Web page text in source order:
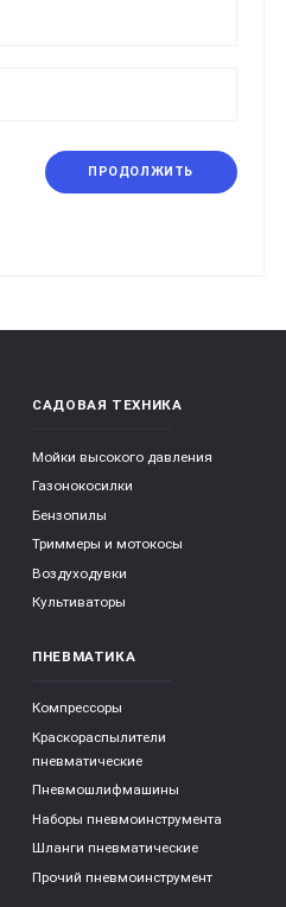
ПРОДОЛЖИТЬ
САДОВАЯ ТЕХНИКА
Мойки высокого давления
Газонокосилки
Бензопилы
Триммеры и мотокосы
Воздуходувки
Культиваторы
ПНЕВМАТИКА
Компрессоры
Краскораспылители
пневматические
Пневмошлифмашины
Наборы пневмоинструмента
Шланги пневматические
Прочий пневмоинструмент